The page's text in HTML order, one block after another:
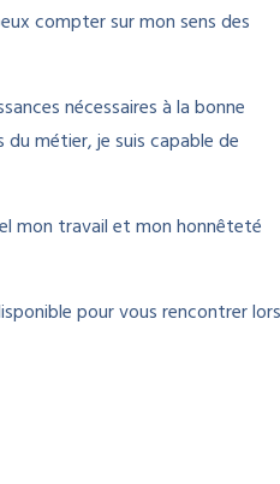
compter sur mon sens des
nécessaires à la bonne
métier, je suis capable de
mon travail et mon honnêteté
pour vous rencontrer lors